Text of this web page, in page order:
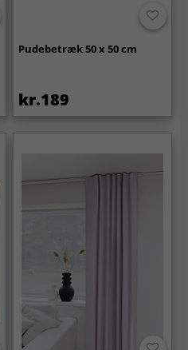
Pudebetræk 50 x 50 cm
kr.189